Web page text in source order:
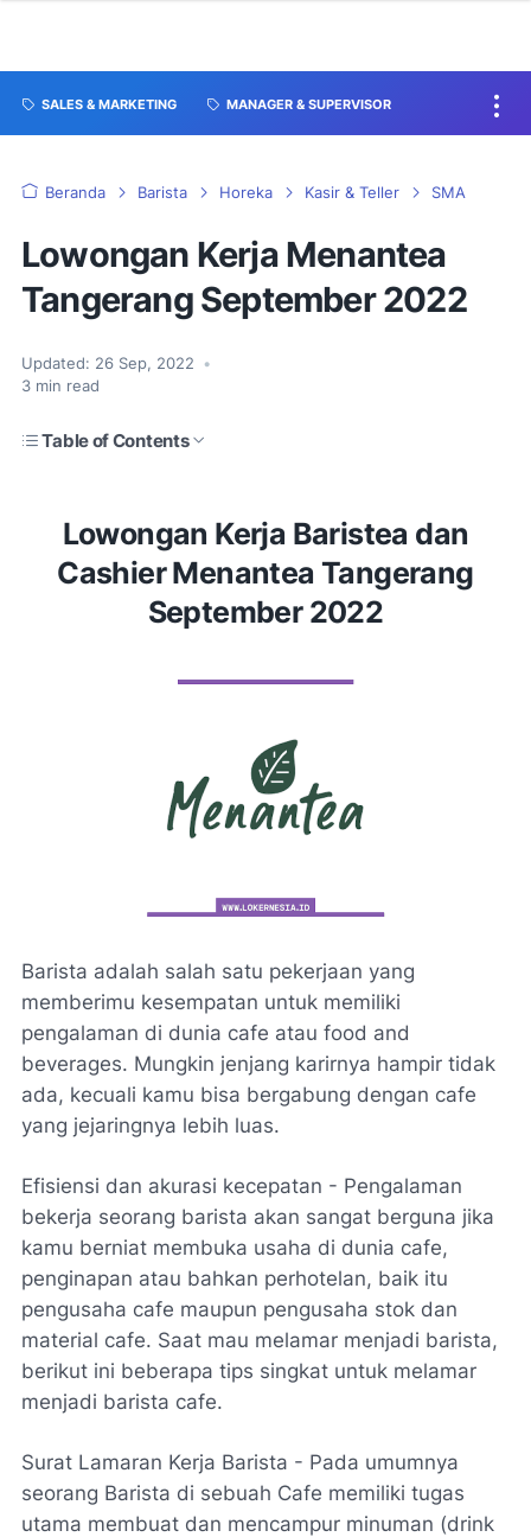
SALES & MARKETING MANAGER & SUPERVISOR
Beranda Barista Horeka Kasir & Teller SMA
Lowongan Kerja Menantea
Tangerang September 2022
Updated: 26 Sep, 2022
•
3 min read
Table of Contents
Lowongan Kerja Baristea dan
Cashier Menantea Tangerang
September 2022
Barista adalah salah satu pekerjaan yang
memberimu kesempatan untuk memiliki
pengalaman di dunia cafe atau food and
beverages. Mungkin jenjang karirnya hampir tidak
ada, kecuali kamu bisa bergabung dengan cafe
yang jejaringnya lebih luas.
Efisiensi dan akurasi kecepatan - Pengalaman
bekerja seorang barista akan sangat berguna jika
kamu berniat membuka usaha di dunia cafe,
penginapan atau bahkan perhotelan, baik itu
pengusaha cafe maupun pengusaha stok dan
material cafe. Saat mau melamar menjadi barista,
berikut ini beberapa tips singkat untuk melamar
menjadi barista cafe.
Surat Lamaran Kerja Barista - Pada umumnya
seorang Barista di sebuah Cafe memiliki tugas
utama membuat dan mencampur minuman (drink